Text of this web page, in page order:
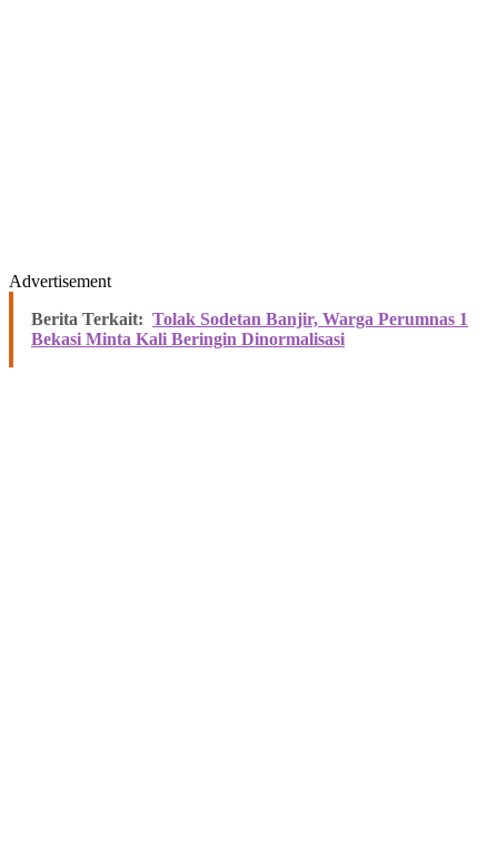
Advertisement
Berita Terkait: Tolak Sodetan Banjir, Warga Perumnas 1
Bekasi Minta Kali Beringin Dinormalisasi